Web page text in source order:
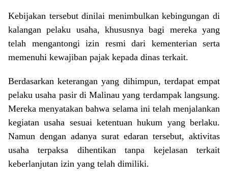
Kebijakan tersebut dinilai menimbulkan kebingungan di
kalangan pelaku usaha, khususnya bagi mereka yang
telah mengantongi izin resmi dari kementerian serta
memenuhi kewajiban pajak kepada dinas terkait.
Berdasarkan keterangan yang dihimpun, terdapat empat
pelaku usaha pasir di Malinau yang terdampak langsung.
Mereka menyatakan bahwa selama ini telah menjalankan
kegiatan usaha sesuai ketentuan hukum yang berlaku.
Namun dengan adanya surat edaran tersebut, aktivitas
usaha terpaksa dihentikan tanpa kejelasan terkait
keberlanjutan izin yang telah dimiliki.